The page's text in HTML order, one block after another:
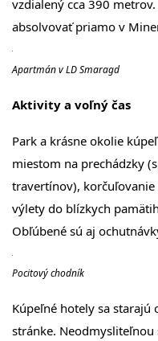
vzdialený cca 390
absolvovať priamo v
Apartmán v LD Smaragd
Aktivity a voľný čas
Park a krásne okolie
miestom na prechádzky
travertínov), korčuľovanie
výlety do blízkych
Obľúbené sú aj
Pocitový chodník
Kúpeľné hotely sa
stránke.